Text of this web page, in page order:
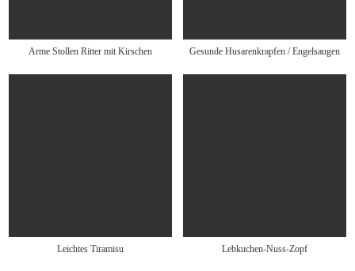
Arme Stollen Ritter mit Kirschen Gesunde Husarenkrapfen / Engelsaugen
Leichtes Tiramisu Lebkuchen-Nuss-Zopf